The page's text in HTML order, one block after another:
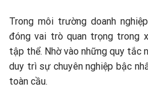
Trong môi trường doanh
đóng vai trò quan trọng trong
tập thể. Nhờ vào những quy tắc
duy trì sự chuyên nghiệp bậc
toàn cầu.